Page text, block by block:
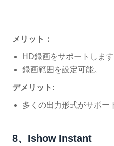
メリット：
HD録画をサポートします
録画範囲を設定可能。
デメリット:
多くの出力形式がサポー
8、Ishow Instant